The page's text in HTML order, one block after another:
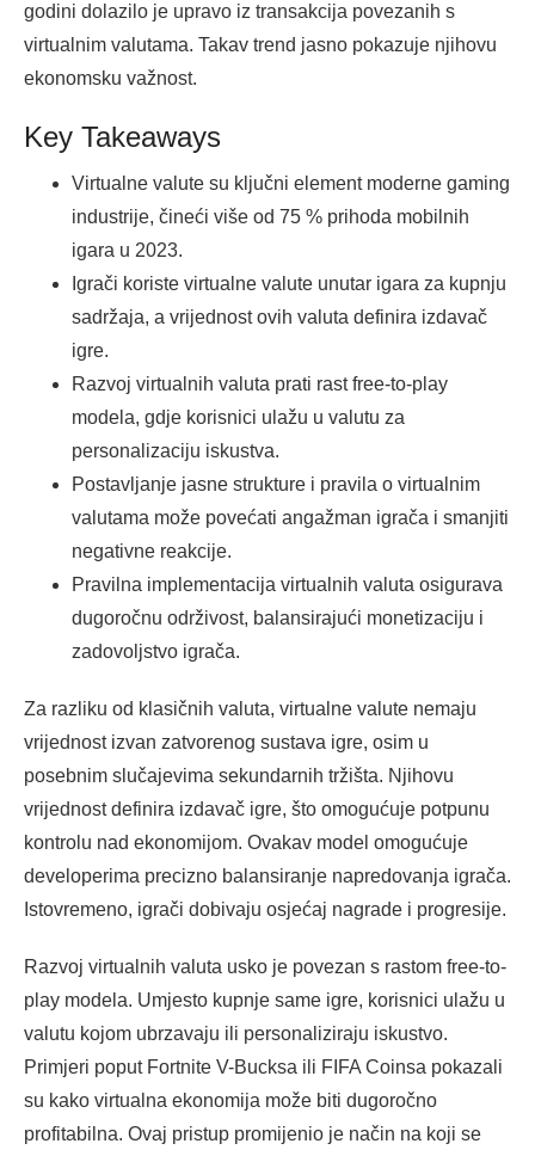
godini dolazilo je upravo iz transakcija povezanih s
virtualnim valutama. Takav trend jasno pokazuje njihovu
ekonomsku važnost.
Key Takeaways
Virtualne valute su ključni element moderne gaming
industrije, čineći više od 75 % prihoda mobilnih
igara u 2023.
Igrači koriste virtualne valute unutar igara za kupnju
sadržaja, a vrijednost ovih valuta definira izdavač
igre.
Razvoj virtualnih valuta prati rast free-to-play
modela, gdje korisnici ulažu u valutu za
personalizaciju iskustva.
Postavljanje jasne strukture i pravila o virtualnim
valutama može povećati angažman igrača i smanjiti
negativne reakcije.
Pravilna implementacija virtualnih valuta osigurava
dugoročnu održivost, balansirajući monetizaciju i
zadovoljstvo igrača.
Za razliku od klasičnih valuta, virtualne valute nemaju
vrijednost izvan zatvorenog sustava igre, osim u
posebnim slučajevima sekundarnih tržišta. Njihovu
vrijednost definira izdavač igre, što omogućuje potpunu
kontrolu nad ekonomijom. Ovakav model omogućuje
developerima precizno balansiranje napredovanja igrača.
Istovremeno, igrači dobivaju osjećaj nagrade i progresije.
Razvoj virtualnih valuta usko je povezan s rastom free-to-
play modela. Umjesto kupnje same igre, korisnici ulažu u
valutu kojom ubrzavaju ili personaliziraju iskustvo.
Primjeri poput Fortnite V-Bucksa ili FIFA Coinsa pokazali
su kako virtualna ekonomija može biti dugoročno
profitabilna. Ovaj pristup promijenio je način na koji se